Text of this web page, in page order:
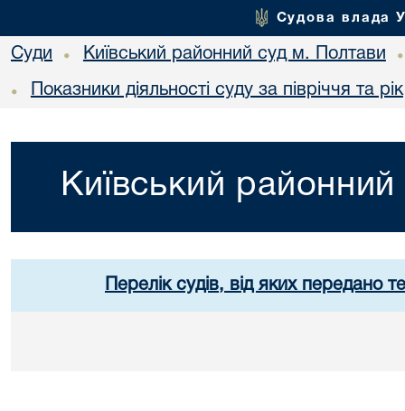
Судова влада
Суди • Київський районний суд м. Полтави •
• Показники діяльності суду за півріччя та рік
Київський
Перелік судів, від яких передано